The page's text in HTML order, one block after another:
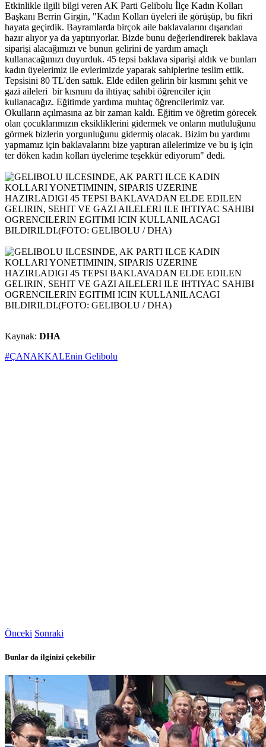
Etkinlikle ilgili bilgi veren AK Parti Gelibolu İlçe Kadın Kolları
Başkanı Berrin Girgin, "Kadın Kolları üyeleri ile görüşüp, bu fikri
hayata geçirdik. Bayramlarda birçok aile baklavalarını dışarıdan
hazır alıyor ya da yaptırıyorlar. Bizde bunu değerlendirerek baklava
siparişi alacağımızı ve bunun gelirini de yardım amaçlı
kullanacağımızı duyurduk. 45 tepsi baklava siparişi aldık ve bunları
kadın üyelerimiz ile evlerimizde yaparak sahiplerine teslim ettik.
Tepsisini 80 TL'den sattık. Elde edilen gelirin bir kısmını şehit ve
gazi aileleri bir kısmını da ihtiyaç sahibi öğrenciler için
kullanacağız. Eğitimde yardıma muhtaç öğrencilerimiz var.
Okulların açılmasına az bir zaman kaldı. Eğitim ve öğretim görecek
olan çocuklarımızın eksikliklerini gidermek ve onların mutluluğunu
görmek bizlerin yorgunluğunu gidermiş olacak. Bizim bu yardımı
yapmamız için baklavalarını bize yaptıran ailelerimize ve bu iş için
ter döken kadın kolları üyelerime teşekkür ediyorum" dedi.
Kaynak: DHA
#ÇANAKKALEnin Gelibolu
Önceki Sonraki
Bunlar da ilginizi çekebilir